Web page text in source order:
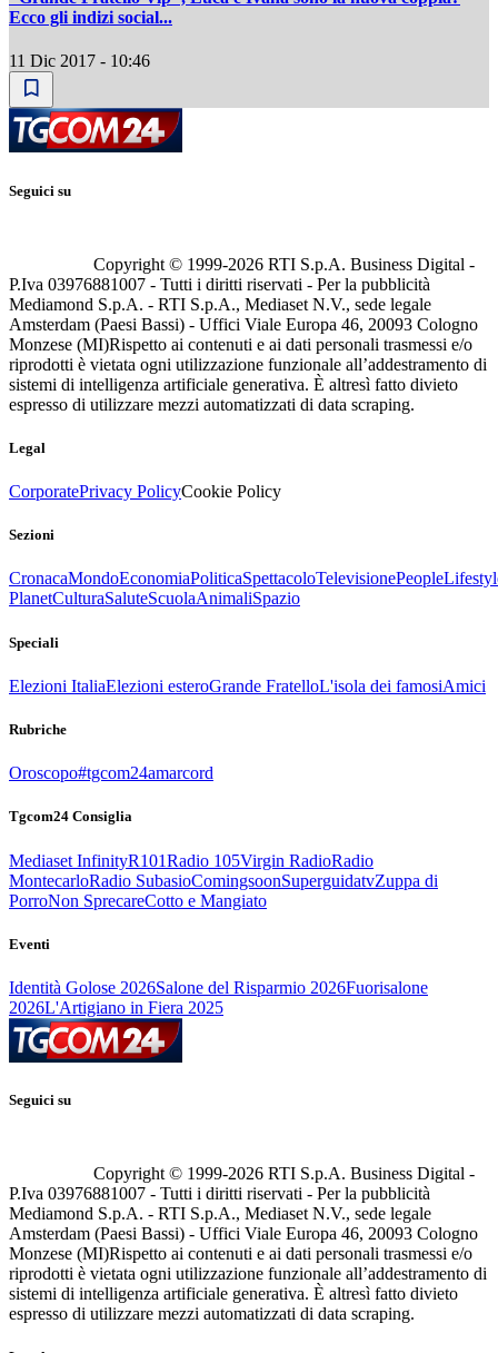
Ecco gli indizi social...
11 Dic 2017 - 10:46
Seguici su
Copyright © 1999-2026 RTI S.p.A. Business Digital -
P.Iva 03976881007 - Tutti i diritti riservati - Per la pubblicità
Mediamond S.p.A. - RTI S.p.A., Mediaset N.V., sede legale
Amsterdam (Paesi Bassi) - Uffici Viale Europa 46, 20093 Cologno
Monzese (MI)Rispetto ai contenuti e ai dati personali trasmessi e/o
riprodotti è vietata ogni utilizzazione funzionale all’addestramento di
sistemi di intelligenza artificiale generativa. È altresì fatto divieto
espresso di utilizzare mezzi automatizzati di data scraping.
Legal
CorporatePrivacy PolicyCookie Policy
Sezioni
CronacaMondoEconomiaPoliticaSpettacoloTelevisionePeople
PlanetCulturaSaluteScuolaAnimaliSpazio
Speciali
Elezioni ItaliaElezioni esteroGrande FratelloL'isola dei famosiAmici
Rubriche
Oroscopo#tgcom24amarcord
Tgcom24 Consiglia
Mediaset InfinityR101Radio 105Virgin RadioRadio
MontecarloRadio SubasioComingsoonSuperguidatvZuppa di
PorroNon SprecareCotto e Mangiato
Eventi
Identità Golose 2026Salone del Risparmio 2026Fuorisalone
2026L'Artigiano in Fiera 2025
Seguici su
Copyright © 1999-2026 RTI S.p.A. Business Digital -
P.Iva 03976881007 - Tutti i diritti riservati - Per la pubblicità
Mediamond S.p.A. - RTI S.p.A., Mediaset N.V., sede legale
Amsterdam (Paesi Bassi) - Uffici Viale Europa 46, 20093 Cologno
Monzese (MI)Rispetto ai contenuti e ai dati personali trasmessi e/o
riprodotti è vietata ogni utilizzazione funzionale all’addestramento di
sistemi di intelligenza artificiale generativa. È altresì fatto divieto
espresso di utilizzare mezzi automatizzati di data scraping.